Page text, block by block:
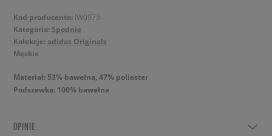
Kod producenta: IW0973
Kategoria: Spodnie
Kolekcje: adidas Originals
Męskie
Materiał: 53% bawełna, 47% poliester
Podszewka: 100% bawełna
OPINIE